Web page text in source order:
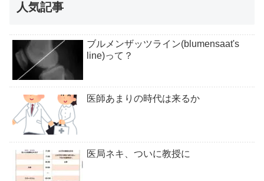
人気記事
ブルメンザッツライン(blumensaat's
line)って？
医師あまりの時代は来るか
医局ネキ、ついに教授に